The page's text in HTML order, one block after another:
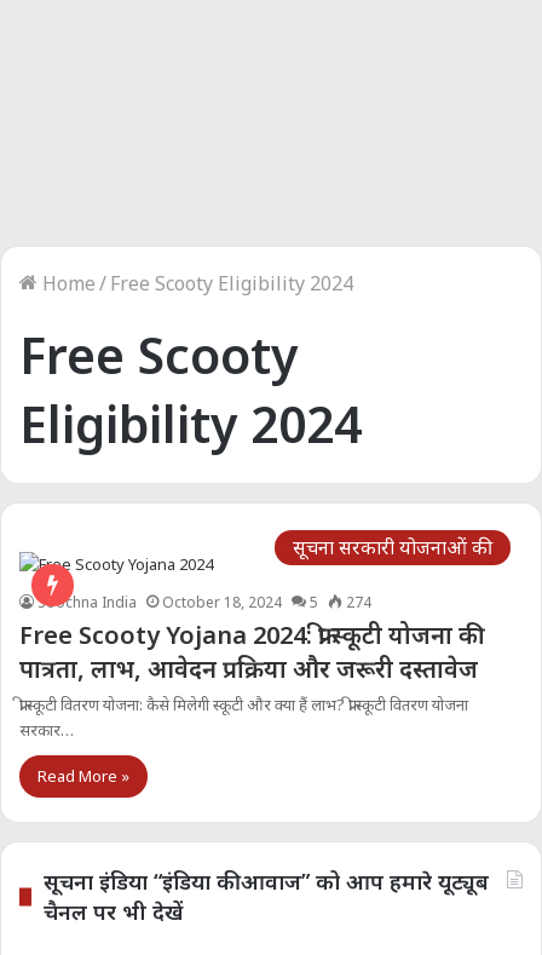
Home/Free Scooty Eligibility 2024
Free Scooty
Eligibility 2024
सूचना सरकारी योजनाओं की
Soochna India October 18, 2024 5 274
Free Scooty Yojana 2024: फ्री स्कूटी योजना की
पात्रता, लाभ, आवेदन प्रक्रिया और जरूरी दस्तावेज
फ्री स्कूटी वितरण योजना: कैसे मिलेगी स्कूटी और क्या हैं लाभ? फ्री स्कूटी वितरण योजना
सरकार…
Read More »
सूचना इंडिया “इंडिया की आवाज” को आप हमारे यूट्यूब
चैनल पर भी देखें